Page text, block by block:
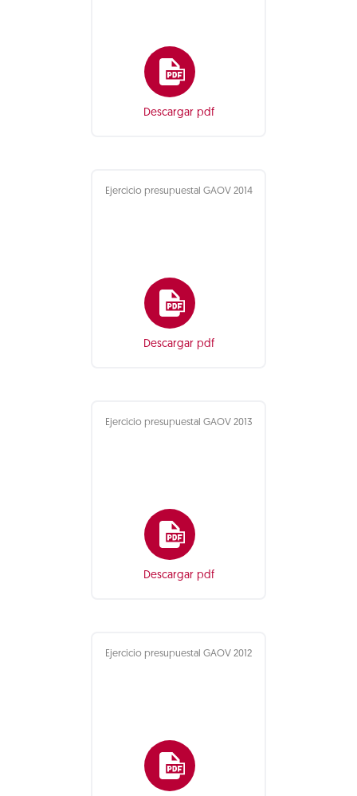
Descargar pdf
Ejercicio presupuestal GAOV 2014
Descargar pdf
Ejercicio presupuestal GAOV 2013
Descargar pdf
Ejercicio presupuestal GAOV 2012